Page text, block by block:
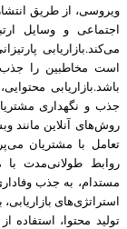
ویروسی، از طریق
اجتماعی و وسایل
می‌کند.بازاریابی
است مخاطبین را جذب
باشد.بازاریابی
جذب و نگهداری مشتریان
روش‌های آنلاین مانند
تعامل با مشتریان
روابط طولانی‌مدت با
مستدام، به جذب
استراتژی‌های
تولید محتوا، استفاده